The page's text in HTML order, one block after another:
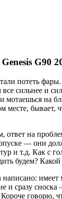
G90
потеть
все сильнее и
мотаешься на
месте, бывает,
ответ на
— они
и т.д. Как с
будем?
имеет
сразу сноска
говорю,